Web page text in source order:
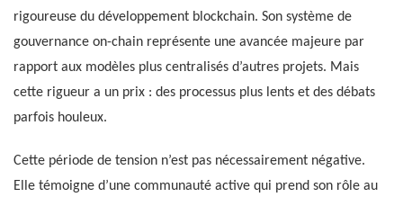
rigoureuse du développement blockchain. Son système de
gouvernance on-chain représente une avancée majeure par
rapport aux modèles plus centralisés d’autres projets. Mais
cette rigueur a un prix : des processus plus lents et des débats
parfois houleux.
Cette période de tension n’est pas nécessairement négative.
Elle témoigne d’une communauté active qui prend son rôle au